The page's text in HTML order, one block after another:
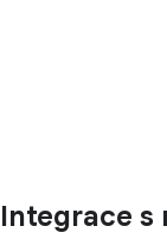
Integrace s